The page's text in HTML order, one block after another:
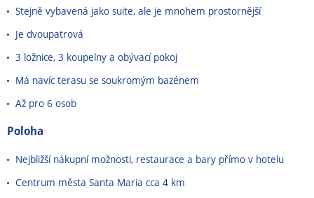
Stejně vybavená jako suite, ale je mnohem prostornější
Je dvoupatrová
3 ložnice, 3 koupelny a obývací pokoj
Má navíc terasu se soukromým bazénem
Až pro 6 osob
Poloha
Nejbližší nákupní možnosti, restaurace a bary přímo v hotelu
Centrum města Santa Maria cca 4 km